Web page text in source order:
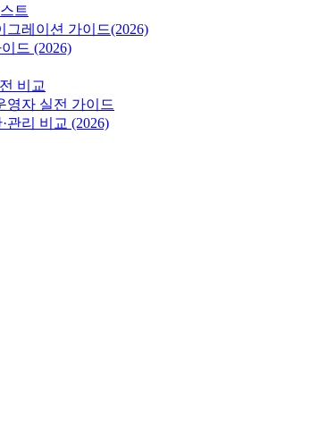
트
레이션 가이드(2026)
드 (2026)
비교
영자 실전 가이드
관리 비교 (2026)